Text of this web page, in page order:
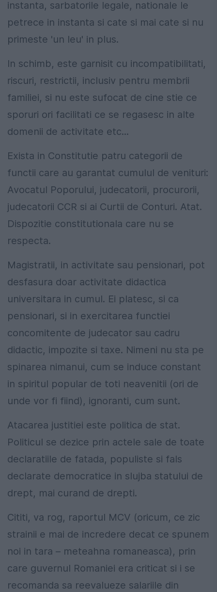
instanta, sarbatorile legale, nationale le
petrece in instanta si cate si mai cate si nu
primeste 'un leu' in plus.
In schimb, este garnisit cu incompatibilitati,
riscuri, restrictii, inclusiv pentru membrii
familiei, si nu este sufocat de cine stie ce
sporuri ori facilitati ce se regasesc in alte
domenii de activitate etc...
Exista in Constitutie patru categorii de
functii care au garantat cumulul de venituri:
Avocatul Poporului, judecatorii, procurorii,
judecatorii CCR si ai Curtii de Conturi. Atat.
Dispozitie constitutionala care nu se
respecta.
Magistratii, in activitate sau pensionari, pot
desfasura doar activitate didactica
universitara in cumul. Ei platesc, si ca
pensionari, si in exercitarea functiei
concomitente de judecator sau cadru
didactic, impozite si taxe. Nimeni nu sta pe
spinarea nimanui, cum se induce constant
in spiritul popular de toti neavenitii (ori de
unde vor fi fiind), ignoranti, cum sunt.
Atacarea justitiei este politica de stat.
Politicul se dezice prin actele sale de toate
declaratiile de fatada, populiste si fals
declarate democratice in slujba statului de
drept, mai curand de drepti.
Cititi, va rog, raportul MCV (oricum, ce zic
strainii e mai de incredere decat ce spunem
noi in tara – meteahna romaneasca), prin
care guvernul Romaniei era criticat si i se
recomanda sa reevalueze salariile din